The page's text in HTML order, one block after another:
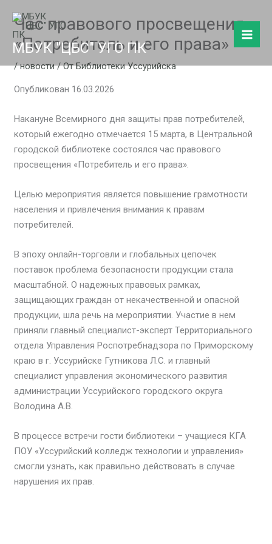
содержимому
МБУК "ЦБС" УГО ПК
Час правового просвещения
«Потребитель и его права»
/новости/ ОтБиблиотеки Уссурийска
Опубликован 16.03.2026
Накануне Всемирного дня защиты прав потребителей,
который ежегодно отмечается 15 марта, в Центральной
городской библиотеке состоялся час правового
просвещения «Потребитель и его права».
Целью мероприятия является повышение грамотности
населения и привлечения внимания к правам
потребителей.
В эпоху онлайн-торговли и глобальных цепочек
поставок проблема безопасности продукции стала
масштабной. О надежных правовых рамках,
защищающих граждан от некачественной и опасной
продукции, шла речь на мероприятии. Участие в нем
приняли главный специалист-эксперт Территориального
отдела Управления Роспотребнадзора по Приморскому
краю в г. Уссурийске Гутникова Л.С. и главный
специалист управления экономического развития
администрации Уссурийского городского округа
Володина А.В.
В процессе встречи гости библиотеки – учащиеся КГА
ПОУ «Уссурийский колледж технологии и управления»
смогли узнать, как правильно действовать в случае
нарушения их прав.